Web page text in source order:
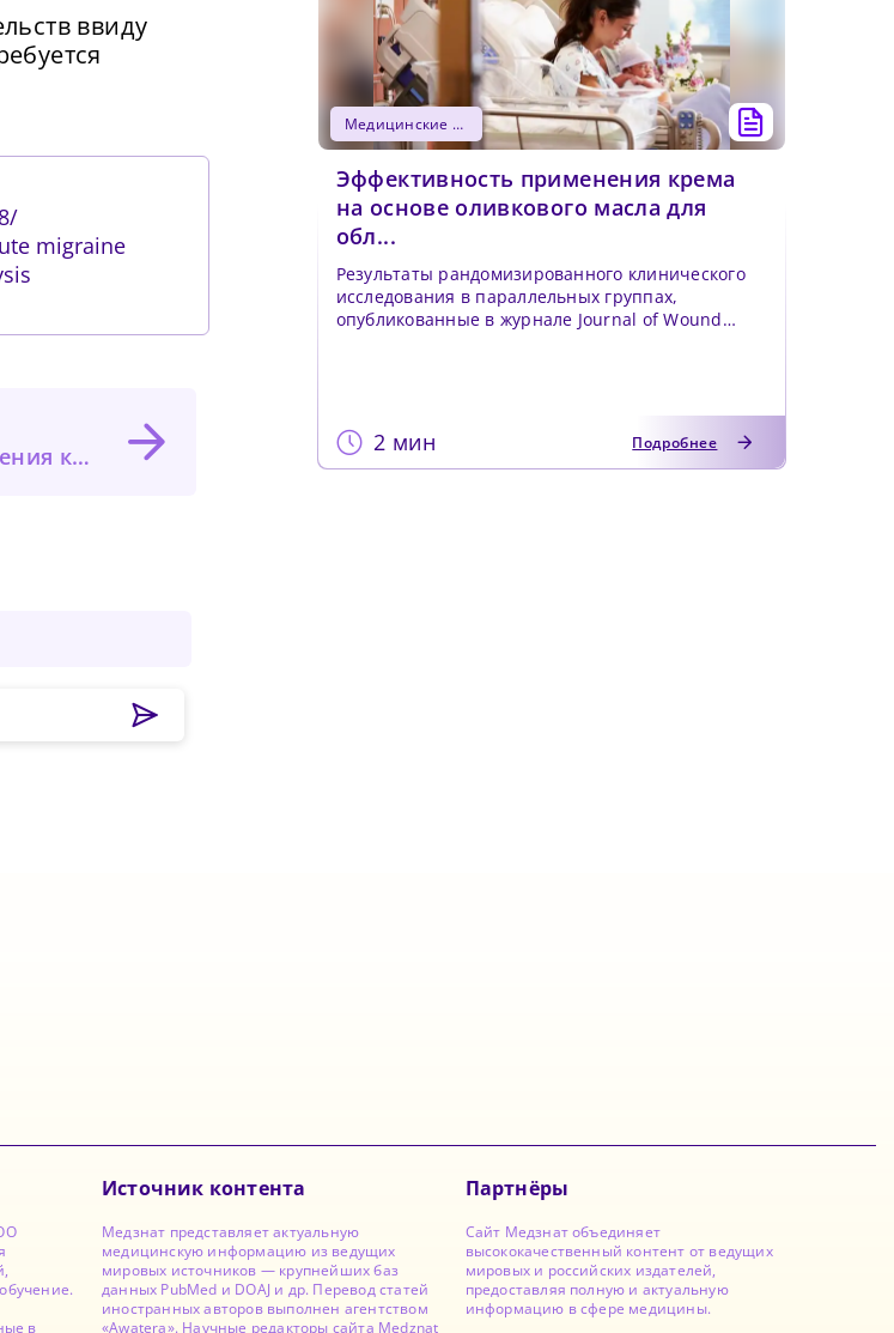
ввиду
migraine
кесарева сечения
медицинские новости
Эффективность применения крема
на основе оливкового масла для
обл...
Результаты рандомизированного клинического
исследования в параллельных группах,
опубликованные в журнале Journal of Wound
2 мин Подробнее
в
Источник контента
Медзнат представляет актуальную
медицинскую информацию из ведущих
мировых источников — крупнейших баз
данных PubMed и DOAJ и др. Перевод статей
иностранных авторов выполнен агентством
«Awatera». Научные редакторы сайта Medznat
Партнёры
Сайт Медзнат объединяет
высококачественный контент от ведущих
мировых и российских издателей,
предоставляя полную и актуальную
информацию в сфере медицины.